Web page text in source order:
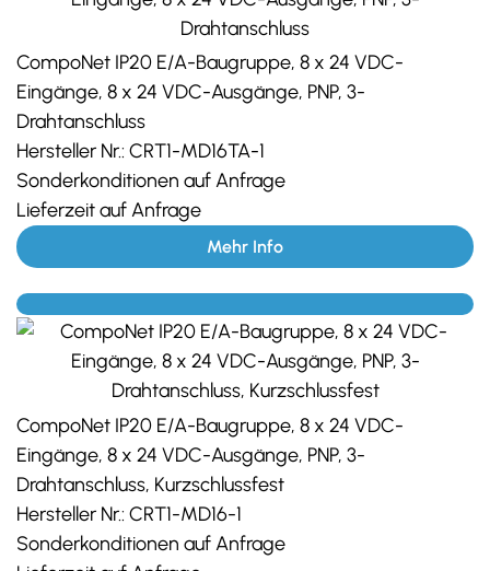
CompoNet IP20 E/A-Baugruppe, 8 x 24 VDC-
Eingänge, 8 x 24 VDC-Ausgänge, PNP, 3-
Drahtanschluss
Hersteller Nr.: CRT1-MD16TA-1
Sonderkonditionen auf Anfrage
Lieferzeit auf Anfrage
Mehr Info
CompoNet IP20 E/A-Baugruppe, 8 x 24 VDC-
Eingänge, 8 x 24 VDC-Ausgänge, PNP, 3-
Drahtanschluss, Kurzschlussfest
Hersteller Nr.: CRT1-MD16-1
Sonderkonditionen auf Anfrage